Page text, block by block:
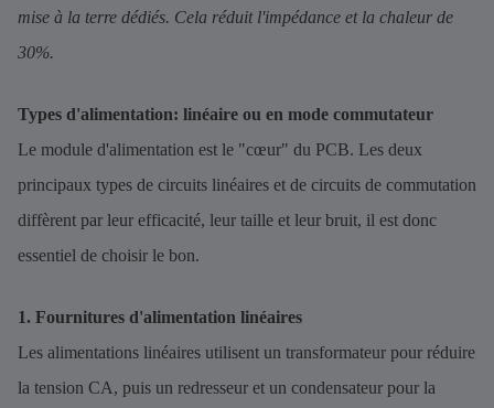
mise à la terre dédiés. Cela réduit l'impédance et la chaleur de
30%.
Types d'alimentation: linéaire ou en mode commutateur
Le module d'alimentation est le "cœur" du PCB. Les deux
principaux types de circuits linéaires et de circuits de commutation
diffèrent par leur efficacité, leur taille et leur bruit, il est donc
essentiel de choisir le bon.
1. Fournitures d'alimentation linéaires
Les alimentations linéaires utilisent un transformateur pour réduire
la tension CA, puis un redresseur et un condensateur pour la